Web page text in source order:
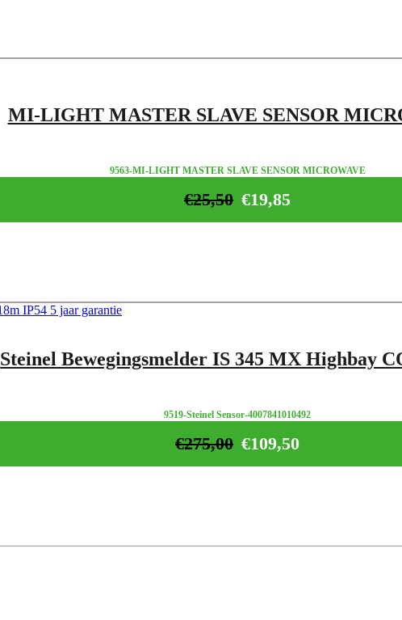
MI-LIGHT MASTER SLAVE SENSOR
9563-MI-LIGHT MASTER SLAVE SENSOR MICROWAVE
€19,85
€25,50
Steinel Bewegingsmelder IS 345 MX Highbay
9519-Steinel Sensor-4007841010492
€109,50
€275,00